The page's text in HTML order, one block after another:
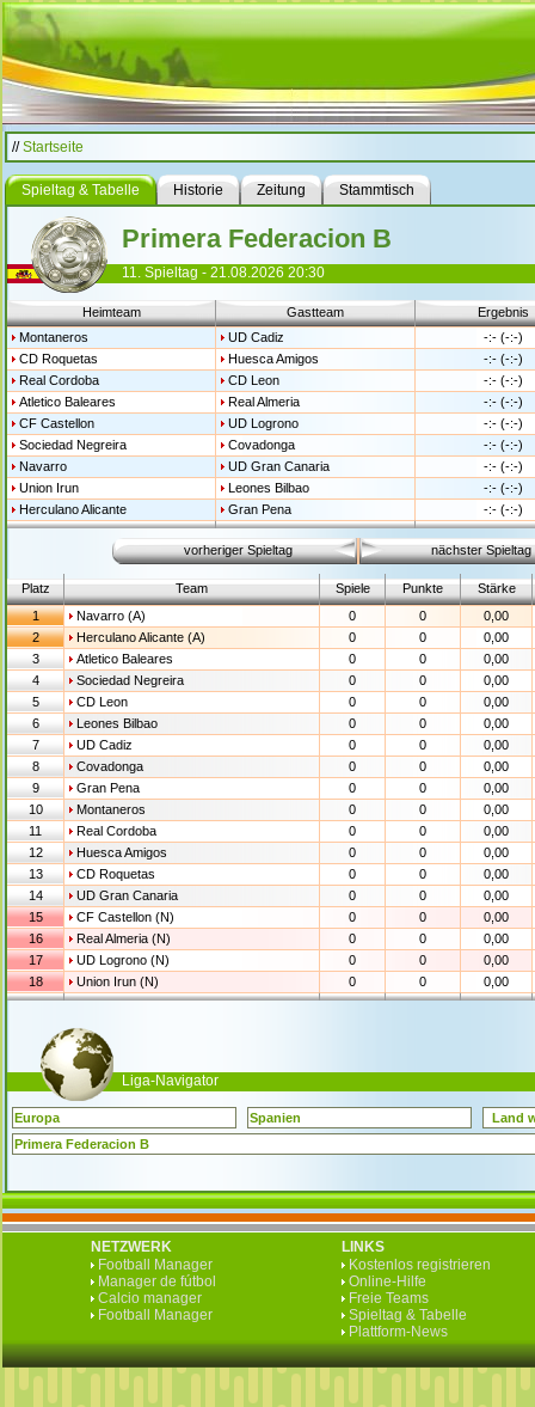
//Startseite
Spieltag & Tabelle Historie Zeitung Stammtisch
Primera Federacion B
11. Spieltag - 21.08.2026 20:30
Heimteam Gastteam
Ergebnis
Montaneros
UD Cadiz
-:- (-:-)
CD Roquetas
Huesca Amigos
-:- (-:-)
Real Cordoba
CD Leon
-:- (-:-)
Atletico Baleares
Real Almeria
-:- (-:-)
CF Castellon
UD Logrono
-:- (-:-)
Sociedad Negreira
Covadonga
-:- (-:-)
Navarro
UD Gran Canaria
-:- (-:-)
Union Irun
Leones Bilbao
-:- (-:-)
Herculano Alicante
Gran Pena -:- (-:-)
vorheriger Spieltag nächster Spieltag
Platz Team Spiele Punkte
Stärke
1
Navarro (A) 0 0
0,00
2
Herculano Alicante (A) 0 0
0,00
3
Atletico Baleares 0 0
0,00
4
Sociedad Negreira 0 0
0,00
5
CD Leon 0 0
0,00
6
Leones Bilbao 0 0
0,00
7
UD Cadiz 0 0
0,00
8
Covadonga 0 0
0,00
9
Gran Pena 0 0
0,00
10
Montaneros 0 0
0,00
11
Real Cordoba 0 0
0,00
12
Huesca Amigos 0 0
0,00
13
CD Roquetas 0 0
0,00
14
UD Gran Canaria 0 0
0,00
15
CF Castellon (N) 0 0
0,00
16
Real Almeria (N) 0 0
0,00
17
UD Logrono (N) 0 0
0,00
18
Union Irun (N) 0 0 0,00
Liga-Navigator
Europa Spanien
Land
Primera Federacion B
NETZWERK
Football Manager
Manager de fútbol
Calcio manager
Football Manager
LINKS
Kostenlos registrieren
Online-Hilfe
Freie Teams
Spieltag & Tabelle
Plattform-News